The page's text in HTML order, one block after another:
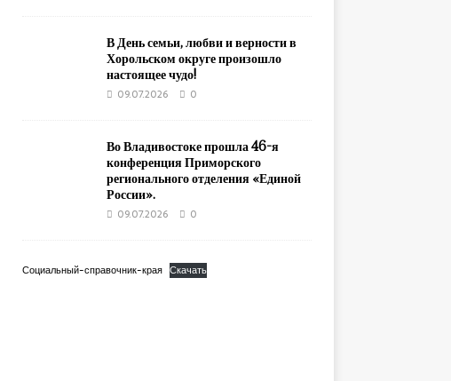
В День семьи, любви и верности в
Хорольском округе произошло
настоящее чудо!
09.07.2026 0
Во Владивостоке прошла 46-я
конференция Приморского
регионального отделения «Единой
России».
09.07.2026 0
Социальный-справочник-края Скачать